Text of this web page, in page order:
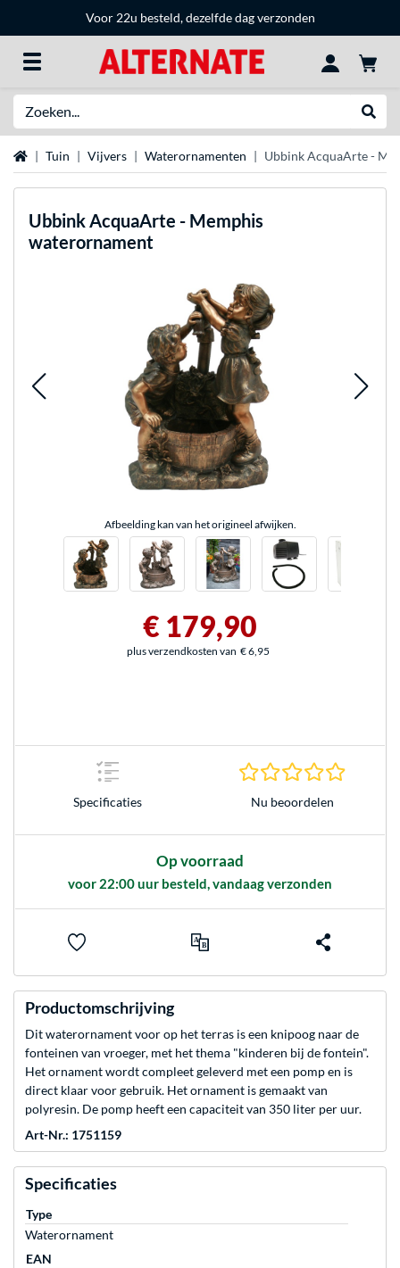
Voor 22u besteld, dezelfde dag verzonden
HomeTuin Vijvers Waterornamenten Ubbink AcquaArte -
UbbinkAcquaArte - Memphis
waterornament
Afbeelding kan van het origineel afwijken.
€ 179,90
plus verzendkosten van € 6,95
Specificaties Nu beoordelen
Op voorraad
voor 22:00 uur besteld, vandaag verzonden
Productomschrijving
Dit waterornament voor op het terras is een knipoog naar de
fonteinen van vroeger, met het thema "kinderen bij de fontein".
Het ornament wordt compleet geleverd met een pomp en is
direct klaar voor gebruik. Het ornament is gemaakt van
polyresin. De pomp heeft een capaciteit van 350 liter per uur.
Art-Nr.: 1751159
Specificaties
Type
Waterornament
EAN